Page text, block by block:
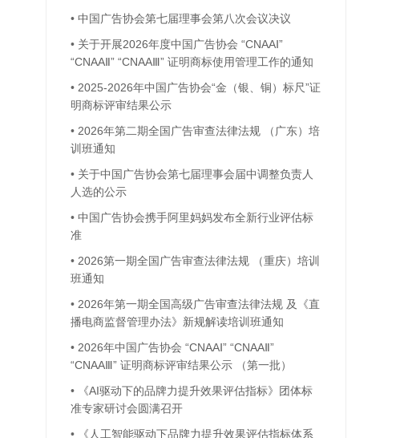
• 中国广告协会第七届理事会第八次会议决议
• 关于开展2026年度中国广告协会 “CNAAⅠ”
“CNAAⅡ” “CNAAⅢ” 证明商标使用管理工作的通知
• 2025-2026年中国广告协会“金（银、铜）标尺”证
明商标评审结果公示
• 2026年第二期全国广告审查法律法规 （广东）培
训班通知
• 关于中国广告协会第七届理事会届中调整负责人
人选的公示
• 中国广告协会携手阿里妈妈发布全新行业评估标
准
• 2026第一期全国广告审查法律法规 （重庆）培训
班通知
• 2026年第一期全国高级广告审查法律法规 及《直
播电商监督管理办法》新规解读培训班通知
• 2026年中国广告协会 “CNAAⅠ” “CNAAⅡ”
“CNAAⅢ” 证明商标评审结果公示 （第一批）
•
《AI驱动下的品牌力提升效果评估指标》团体标
准专家研讨会圆满召开
•
《人工智能驱动下品牌力提升效果评估指标体系